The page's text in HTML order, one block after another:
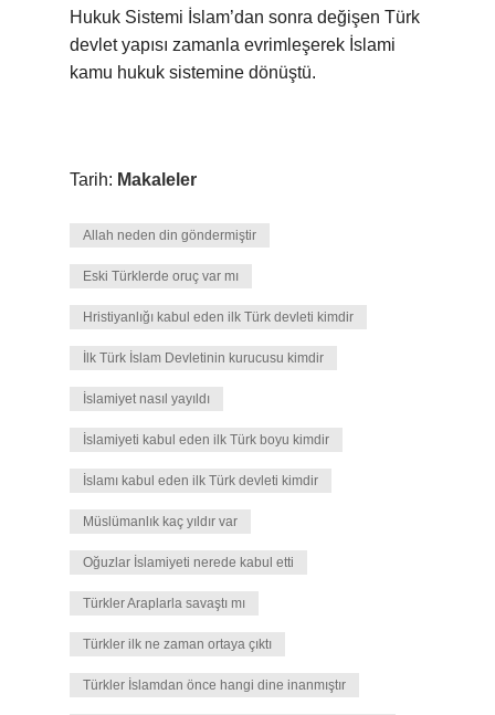
Hukuk Sistemi İslam’dan sonra değişen Türk
devlet yapısı zamanla evrimleşerek İslami
kamu hukuk sistemine dönüştü.
Tarih: Makaleler
Allah neden din göndermiştir
Eski Türklerde oruç var mı
Hristiyanlığı kabul eden ilk Türk devleti kimdir
İlk Türk İslam Devletinin kurucusu kimdir
İslamiyet nasıl yayıldı
İslamiyeti kabul eden ilk Türk boyu kimdir
İslamı kabul eden ilk Türk devleti kimdir
Müslümanlık kaç yıldır var
Oğuzlar İslamiyeti nerede kabul etti
Türkler Araplarla savaştı mı
Türkler ilk ne zaman ortaya çıktı
Türkler İslamdan önce hangi dine inanmıştır